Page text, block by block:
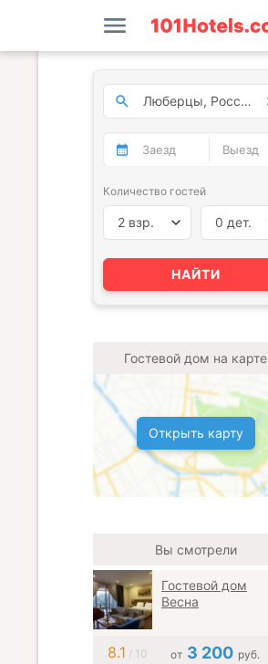
Количество гостей
2 взр. 0 дет.
НАЙТИ
Гостевой дом на карте
Открыть карту
Вы смотрели
Гостевой дом
Весна
8.1 / 10 от 3 200 руб.